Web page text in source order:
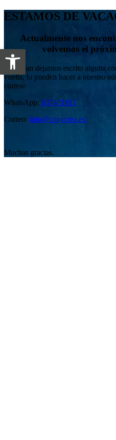
ESTAMOS DE
Actualmente nos
volvemos el
Si desean dejarnos escrito alguna
vuelta, lo pueden hacer a nuestro
correo:
WhatsApp: 637471191
Correo: info@copycrea.es
Muchas gracias.
Abrir barra de herramientas